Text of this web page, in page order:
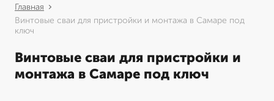
Главная
Винтовые сваи для пристройки и монтажа в Самаре под
ключ
Винтовые сваи для пристройки и
монтажа в Самаре под ключ